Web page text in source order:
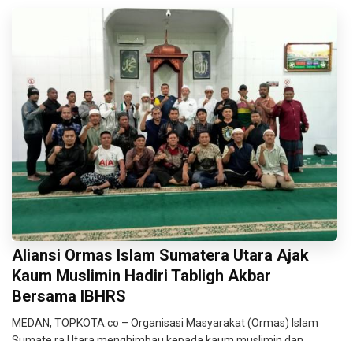
Aliansi Ormas Islam Sumatera Utara Ajak
Kaum Muslimin Hadiri Tabligh Akbar
Bersama IBHRS
MEDAN, TOPKOTA.co – Organisasi Masyarakat (Ormas) Islam